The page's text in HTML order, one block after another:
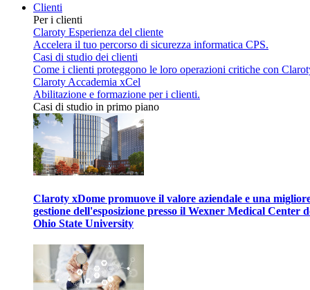
Clienti
Per i clienti
Claroty Esperienza del cliente
Accelera il tuo percorso di sicurezza informatica CPS.
Casi di studio dei clienti
Come i clienti proteggono le loro operazioni critiche con
Claroty Accademia xCel
Abilitazione e formazione per i clienti.
Casi di studio in primo piano
Claroty xDome promuove il valore aziendale e una
gestione dell'esposizione presso il Wexner Medical Center
Ohio State University